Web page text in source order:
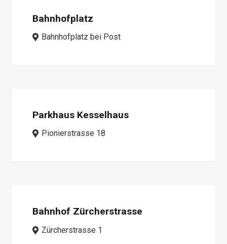
Bahnhofplatz
Bahnhofplatz bei Post
Parkhaus Kesselhaus
Pionierstrasse 18
Bahnhof Zürcherstrasse
Zürcherstrasse 1